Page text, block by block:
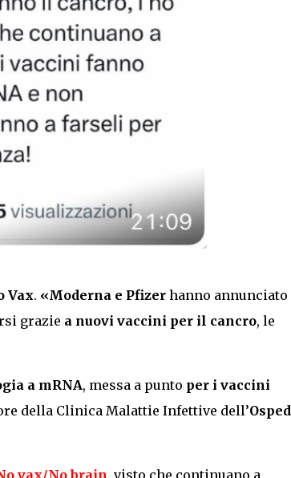
Vax. «Moderna e Pfizerhanno annunciato
grazie a nuovi vaccini per il cancro, le
a mRNA, messa a punto per i vaccini
della Clinica Malattie Infettive dell’